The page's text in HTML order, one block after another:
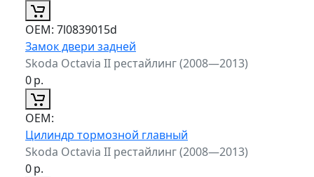
ОЕМ: 7l0839015d
Замок двери задней
Skoda Octavia II рестайлинг (2008—2013)
0р.
ОЕМ:
Цилиндр тормозной главный
Skoda Octavia II рестайлинг (2008—2013)
0р.